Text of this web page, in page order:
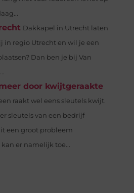
Dakkapel in Utrecht laten
in regio Utrecht en wil je een
Dan ben je bij Van
door kwijtgeraakte
raakt wel eens sleutels kwijt.
sleutels van een bedrijf
een groot probleem
er namelijk toe...